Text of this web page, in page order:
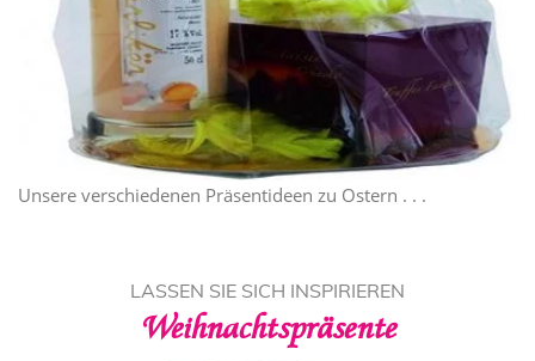
Unsere verschiedenen Präsentideen zu Ostern . . .
LASSEN SIE SICH INSPIRIEREN
Weihnachtspräsente